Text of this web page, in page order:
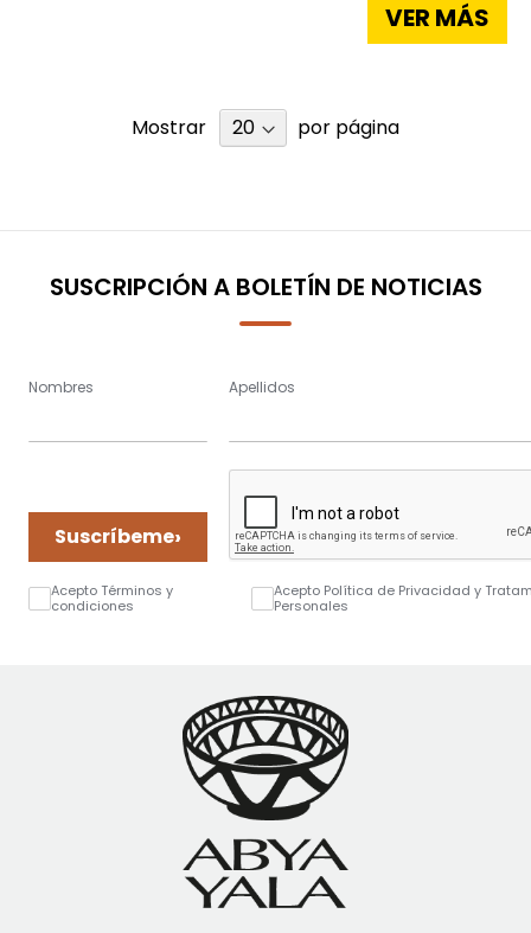
VER MÁS
Mostrar por página
SUSCRIPCIÓN A BOLETÍN DE NOTICIAS
Nombres Apellidos
Suscríbeme›
Acepto Términos y
condiciones
Acepto Política de Privacidad y
Personales